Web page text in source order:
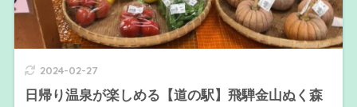
2024-02-27
日帰り温泉が楽しめる【道の駅】飛騨金山ぬく森